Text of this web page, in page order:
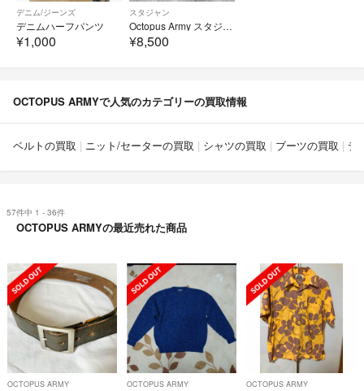
デニム/ジーンズ
デニムハーフパンツ
¥1,000
スタジャン
Octopus Army スタジャン L フルデコ
¥8,500
OCTOPUS ARMYで人気のカテゴリーの買取情報
ベルトの買取 ニット/セーターの買取 シャツの買取 ブーツの買取 デ
57件中 1 - 36件
OCTOPUS ARMYの最近売れた商品
OCTOPUS ARMY OCTOPUS ARMY OCTOPUS ARMY